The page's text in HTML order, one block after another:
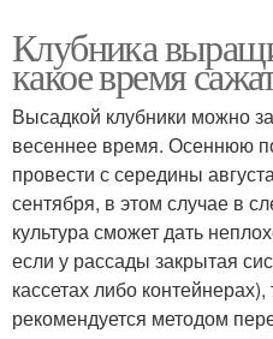
Средние сорта
Зимостойкие сорта
Крупноплодные сорта
Клубника
какое время
Высадкой клубники можно
весеннее время. Осеннюю
провести с середины
сентября, в этом случае в
культура сможет дать
если у рассады закрытая
кассетах либо
рекомендуется методом